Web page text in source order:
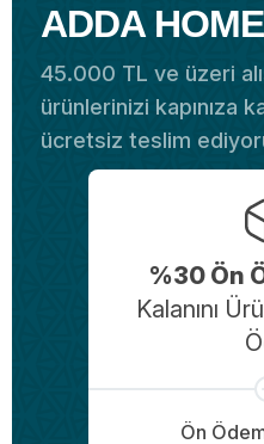
ADDA
45.000 TL ve üzeri
ürünlerinizi kapınıza
ücretsiz teslim
%30 Ön
Kalanını
Ön